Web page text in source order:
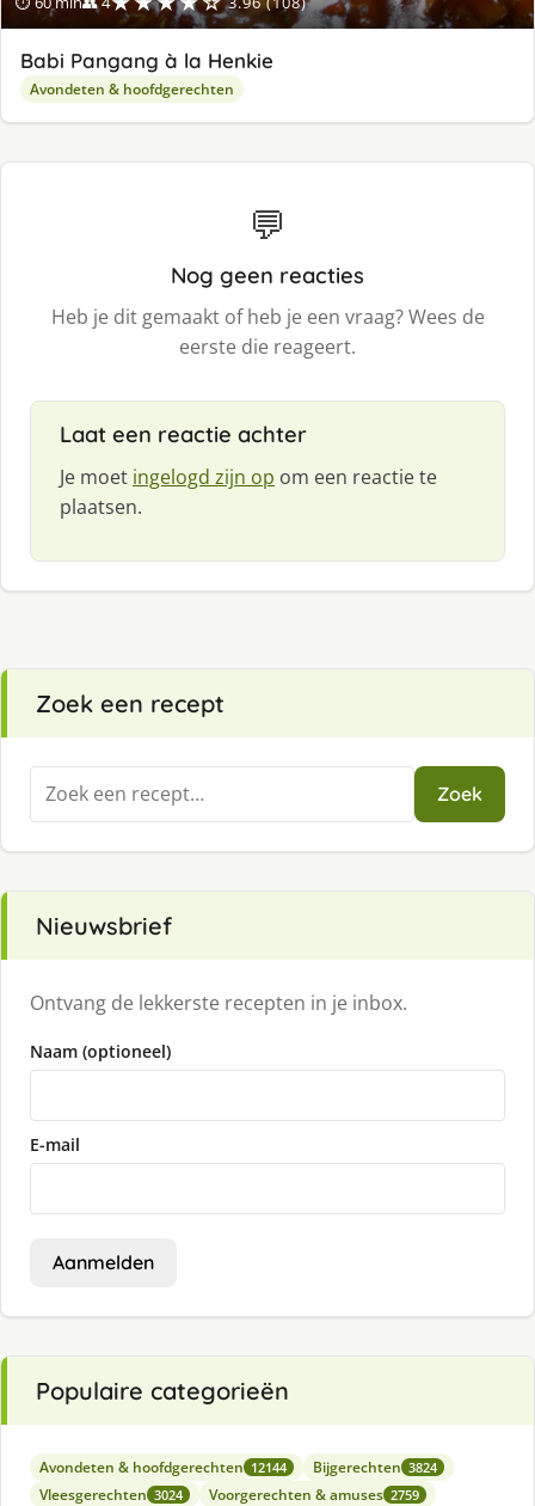
Babi Pangang à la Henkie
Avondeten & hoofdgerechten
💬
Nog geen reacties
Heb je dit gemaakt of heb je een vraag? Wees de
eerste die reageert.
Laat een reactie achter
Je moet ingelogd zijn op om een reactie te
plaatsen.
Zoek een recept
Zoeken
naar:
Zoek
Nieuwsbrief
Ontvang de lekkerste recepten in je inbox.
Naam (optioneel)
E-mail
Aanmelden
Populaire categorieën
Avondeten & hoofdgerechten 12144 Bijgerechten 3824
Vleesgerechten 3024 Voorgerechten & amuses 2759